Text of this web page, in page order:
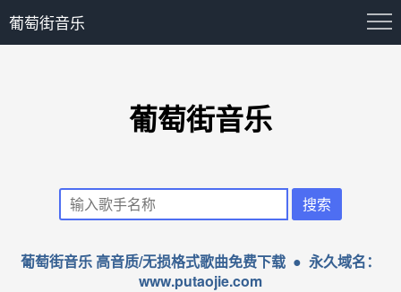
葡萄街音乐
葡萄街音乐
葡萄街音乐 高音质/无损格式歌曲免费下载 ● 永久域名：
www.putaojie.com